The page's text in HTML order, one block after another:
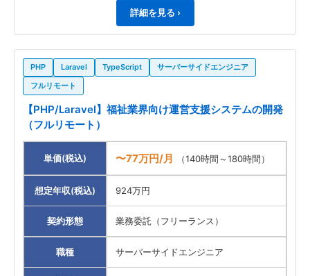
詳細を見る ›
PHP Laravel TypeScript
サーバーサイドエンジニア
フルリモート
【PHP/Laravel】福祉業界向け運営支援システムの開発
（フルリモート）
単価(税込) 〜77万円/月 （140時間～180時間）
想定年収(税込) 924万円
契約形態 業務委託（フリーランス）
職種 サーバーサイドエンジニア